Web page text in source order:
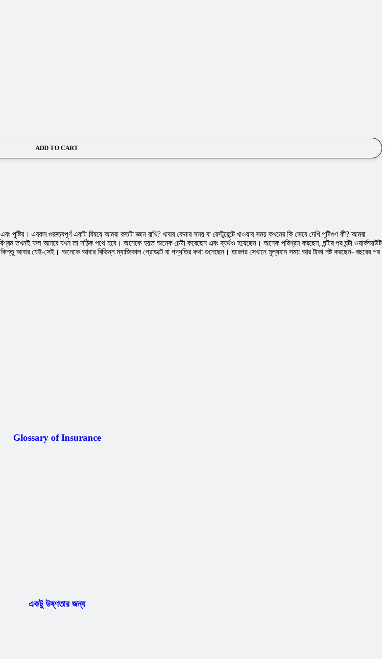
ADD TO CART
এরকম গুরুত্বপূর্ণ একটা বিষয়ে আমরা কতটা জ্ঞান রাখি? খাবার কেনার সময় বা রেস্টুরেন্টে খাওয়ার সময় কখনের কি ভেবে দেখি পুষ্টিগুণ কী? আমরা
তখনই ফল আনবে যখন তা সঠিক পথে হবে। অনেকে হয়ত অনেক চেষ্টা করেছেন এবং ব্যর্থও হয়েছেন। অনেক পরিশ্রম করছেন, ঘন্টার পর ঘন্টা ওয়ার্কআউট
আবার যেই-সেই। অনেকে আবার বিভিন্ন ম্যাজিকাল প্রোডাক্ট বা পদ্ধতির কথা শুনেছেন। তারপর সেখানে মূল্যবান সময় আর টাকা নষ্ট করছেন- বছরের পর
Glossary of Insurance
একটু উষ্ণতার জন্য